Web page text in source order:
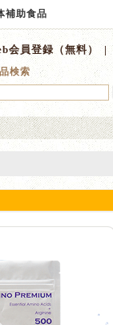
補助食品
会員登録（無料） |
検索